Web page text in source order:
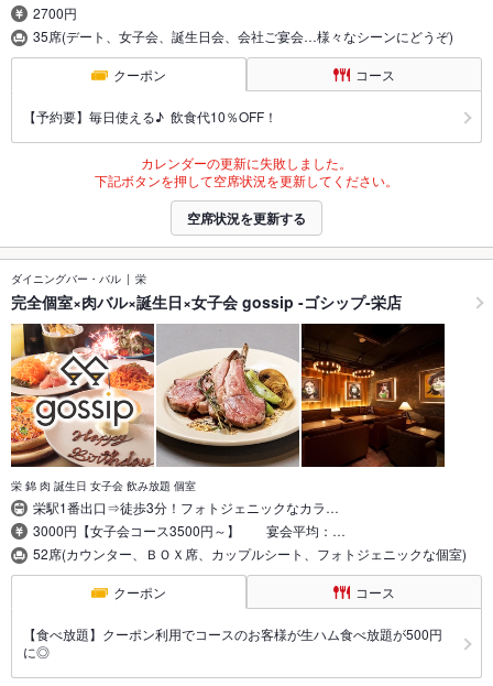
2700円
35席(デート、女子会、誕生日会、会社ご宴会…様々なシーンにどうぞ)
クーポン コース
【予約要】毎日使える♪ 飲食代10％OFF！
カレンダーの更新に失敗しました。
下記ボタンを押して空席状況を更新してください。
空席状況を更新する
ダイニングバー・バル 栄
完全個室×肉バル×誕生日×女子会 gossip -ゴシップ-栄店
栄 錦 肉 誕生日 女子会 飲み放題 個室
栄駅1番出口⇒徒歩3分！フォトジェニックなカラ…
3000円【女子会コース3500円～】 宴会平均：…
52席(カウンター、ＢＯＸ席、カップルシート、フォトジェニックな個室)
クーポン コース
【食べ放題】クーポン利用でコースのお客様が生ハム食べ放題が500円
に◎